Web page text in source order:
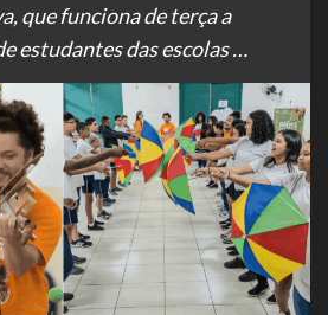
que funciona de terça a
estudantes das escolas …